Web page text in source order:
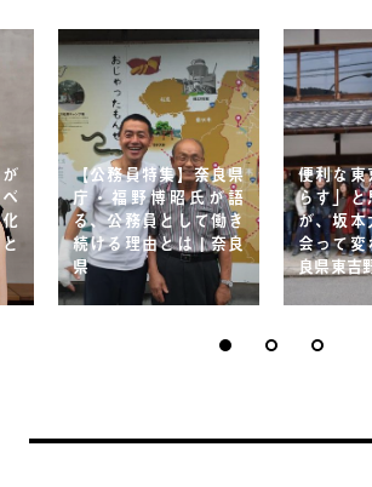
【公務員特集】奈良県
庁・福野博昭氏が語
る、公務員として働き
続ける理由とは | 奈良
県
便利な東
らす」と
が、坂本
会って
良県東吉